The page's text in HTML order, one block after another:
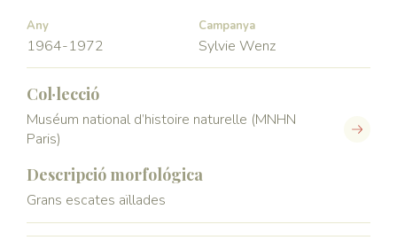
Any
1964-1972
Campanya
Sylvie Wenz
Col·lecció
Muséum national d’histoire naturelle (MNHN
Paris)
Descripció morfológica
Grans escates aïllades